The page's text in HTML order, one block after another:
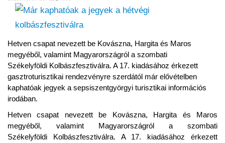
Hetven csapat nevezett be Kovászna, Hargita és Maros
megyéből, valamint Magyarországról a szombati
Székelyföldi Kolbászfesztiválra. A 17. kiadásához érkezett
gasztroturisztikai rendezvényre szerdától már elővételben
kaphatóak jegyek a sepsiszentgyörgyi turisztikai információs
irodában.
Hetven csapat nevezett be Kovászna, Hargita és Maros
megyéből, valamint Magyarországról a szombati
Székelyföldi Kolbászfesztiválra. A 17. kiadásához érkezett